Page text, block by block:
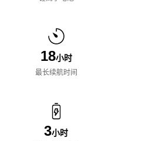
18小时
最长续航时间
3小时